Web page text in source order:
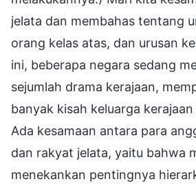
jelata dan membahas tentang
orang kelas atas, dan urusan
ini, beberapa negara sedang
sejumlah drama kerajaan,
banyak kisah keluarga
Ada kesamaan antara para
dan rakyat jelata, yaitu bahwa
menekankan pentingnya